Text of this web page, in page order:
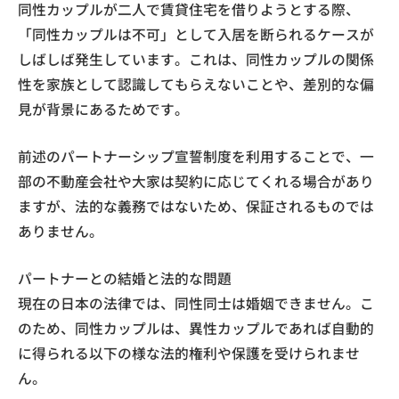
同性カップルが二人で賃貸住宅を借りようとする際、
「同性カップルは不可」として入居を断られるケースが
しばしば発生しています。これは、同性カップルの関係
性を家族として認識してもらえないことや、差別的な偏
見が背景にあるためです。
前述のパートナーシップ宣誓制度を利用することで、一
部の不動産会社や大家は契約に応じてくれる場合があり
ますが、法的な義務ではないため、保証されるものでは
ありません。
パートナーとの結婚と法的な問題
現在の日本の法律では、同性同士は婚姻できません。こ
のため、同性カップルは、異性カップルであれば自動的
に得られる以下の様な法的権利や保護を受けられませ
ん。